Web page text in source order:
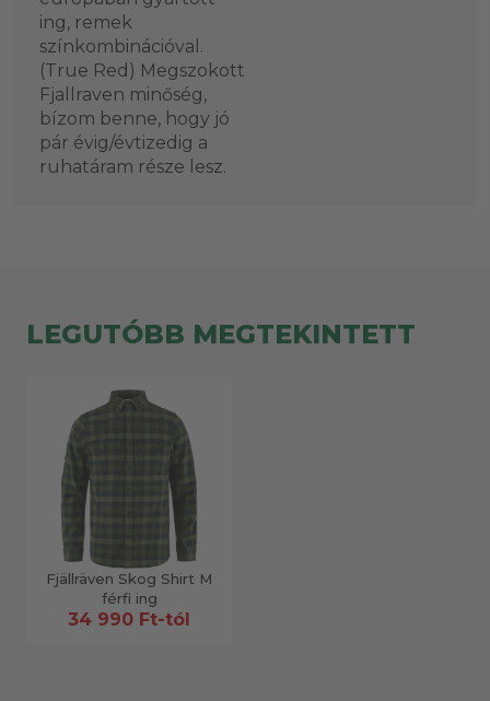
ing, remek
színkombinációval.
(True Red) Megszokott
Fjallraven minőség,
bízom benne, hogy jó
pár évig/évtizedig a
ruhatáram része lesz.
LEGUTÓBB MEGTEKINTETT
Fjällräven Skog Shirt M
férfi ing
34 990 Ft-tól